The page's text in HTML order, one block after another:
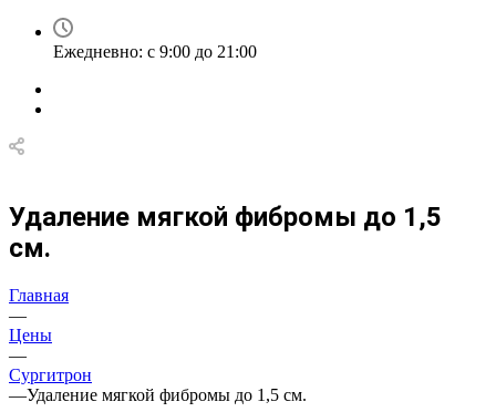
Ежедневно: с 9:00 до 21:00
Удаление мягкой фибромы до 1,5
см.
Главная
—
Цены
—
Сургитрон
—Удаление мягкой фибромы до 1,5 см.